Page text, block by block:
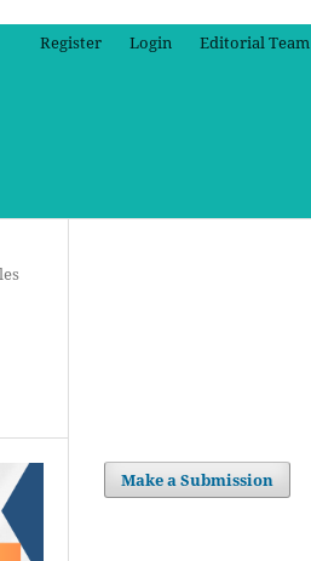
Register Login Editorial Team
Make a Submission